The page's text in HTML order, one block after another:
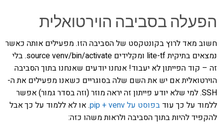
הפעלה בסביבה הוירטואלית
חשוב מאד לרוץ בקונטקסט של הסביבה הזו. מפעילים אותה כאשר
נמצאים בתיקית lite-tf ומקלידים source venv/bin/activate. בלי
זה – קוד הפייתון לא יעבוד! אנחנו יודעים שאנחנו בתוך הסביבה
הוירטואלית אם יש את השם שלה בסוגריים כשאנו מפעילים את ה-
SSH. למי שלא יודע פייתון זה יראה מוזר (וזה בסדר גמור) אפשר
ללמוד על כך עוד בפוסט על pip + venv
. או לא ללמוד על כך אבל
להקפיד להיות בתוך הסביבה ולראות משהו כזה: